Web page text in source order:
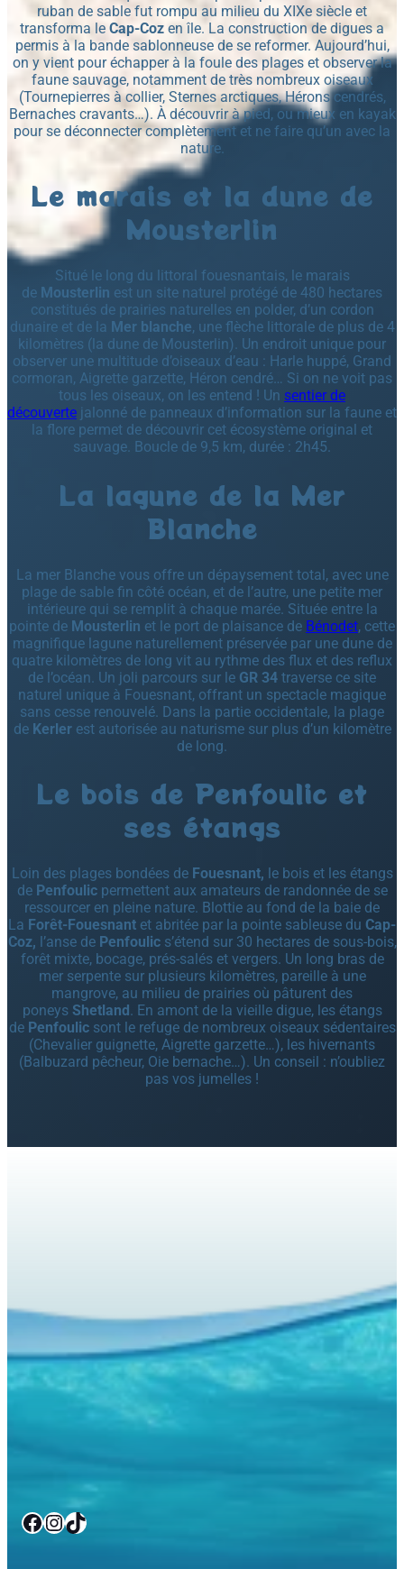
ruban de sable fut rompu au milieu du XIXe siècle et
transforma le Cap-Coz en île. La construction de digues a
permis à la bande sablonneuse de se reformer. Aujourd’hui,
on y vient pour échapper à la foule des plages et observer la
faune sauvage, notamment de très nombreux oiseaux
(Tournepierres à collier, Sternes arctiques, Hérons cendrés,
Bernaches cravants…). À découvrir à pied, ou mieux en kayak
pour se déconnecter complètement et ne faire qu’un avec la
nature.
Le marais et la dune de
Mousterlin
Situé le long du littoral fouesnantais, le marais
de Mousterlin est un site naturel protégé de 480 hectares
constitués de prairies naturelles en polder, d’un cordon
dunaire et de la Mer blanche, une flèche littorale de plus de 4
kilomètres (la dune de Mousterlin). Un endroit unique pour
observer une multitude d’oiseaux d’eau : Harle huppé, Grand
cormoran, Aigrette garzette, Héron cendré… Si on ne voit pas
tous les oiseaux, on les entend ! Un sentier de
découverte jalonné de panneaux d’information sur la faune et
la flore permet de découvrir cet écosystème original et
sauvage. Boucle de 9,5 km, durée : 2h45.
La lagune de la Mer
Blanche
La mer Blanche vous offre un dépaysement total, avec une
plage de sable fin côté océan, et de l’autre, une petite mer
intérieure qui se remplit à chaque marée. Située entre la
pointe de Mousterlin et le port de plaisance de Bénodet, cette
magnifique lagune naturellement préservée par une dune de
quatre kilomètres de long vit au rythme des flux et des reflux
de l’océan. Un joli parcours sur le GR 34 traverse ce site
naturel unique à Fouesnant, offrant un spectacle magique
sans cesse renouvelé. Dans la partie occidentale, la plage
de Kerlerest autorisée au naturisme sur plus d’un kilomètre
de long.
Le bois de Penfoulic et
ses étangs
Loin des plages bondées de Fouesnant, le bois et les étangs
de Penfoulicpermettent aux amateurs de randonnée de se
ressourcer en pleine nature. Blottie au fond de la baie de
La Forêt-Fouesnant et abritée par la pointe sableuse du Cap-
Coz, l’anse de Penfoulics’étend sur 30 hectares de sous-bois,
forêt mixte, bocage, prés-salés et vergers. Un long bras de
mer serpente sur plusieurs kilomètres, pareille à une
mangrove, au milieu de prairies où pâturent des
poneys Shetland. En amont de la vieille digue, les étangs
de Penfoulicsont le refuge de nombreux oiseaux sédentaires
(Chevalier guignette, Aigrette garzette…), les hivernants
(Balbuzard pêcheur, Oie bernache…). Un conseil : n’oubliez
pas vos jumelles !
Facebook InstagramTikTok